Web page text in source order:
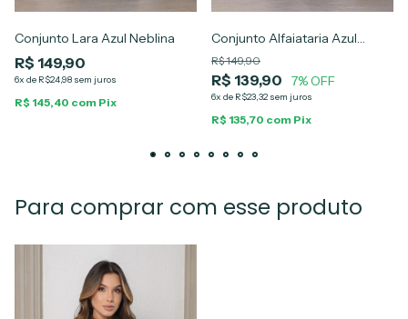
Conjunto Lara Azul Neblina
R$ 149,90
6x de R$24,98 sem juros
R$ 145,40 com Pix
Conjunto Alfaiataria Azul
Marinho Alana
R$ 149,90
R$ 139,90 7% OFF
6x de R$23,32 sem juros
R$ 135,70 com Pix
Para comprar com esse produto